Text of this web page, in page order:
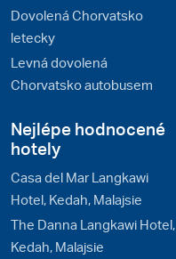
Dovolená Chorvatsko
letecky
Levná dovolená
Chorvatsko autobusem
Nejlépe hodnocené
hotely
Casa del Mar Langkawi
Hotel, Kedah, Malajsie
The Danna Langkawi Hotel,
Kedah, Malajsie